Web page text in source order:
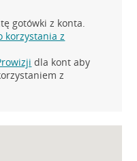
gotówki z konta.
korzystania z
dla kont aby
z